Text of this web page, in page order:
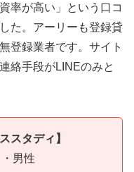
率が高い」という口コ
た。アーリーも登録貸
登録業者です。サイト
絡手段がLINEのみと
スタディ】
男性